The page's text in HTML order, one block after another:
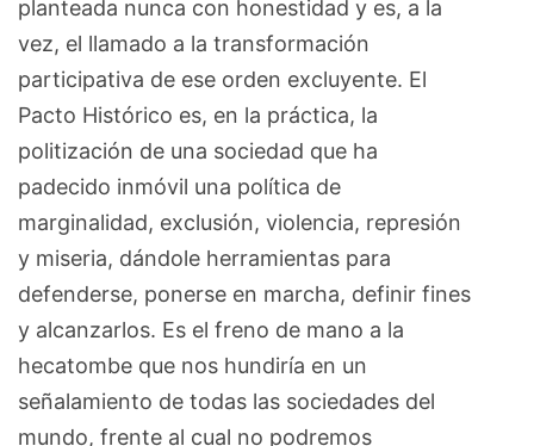
planteada nunca con honestidad y es, a la
vez, el llamado a la transformación
participativa de ese orden excluyente. El
Pacto Histórico es, en la práctica, la
politización de una sociedad que ha
padecido inmóvil una política de
marginalidad, exclusión, violencia, represión
y miseria, dándole herramientas para
defenderse, ponerse en marcha, definir fines
y alcanzarlos. Es el freno de mano a la
hecatombe que nos hundiría en un
señalamiento de todas las sociedades del
mundo, frente al cual no podremos